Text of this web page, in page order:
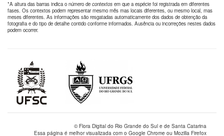
*A altura das barras indica o número de contextos em que a espécie foi registrada em diferentes
fases. Os contextos podem representar mesmo mês mas locais diferentes, ou mesmo local, mas
meses diferentes. As informações são resgatadas automaticamente dos dados de obtenção da
fotografia e do tipo de detalhe contido conforme informados. Ausência ou incorreções nestes dados
podem ocorrer.
© Flora Digital do Rio Grande do Sul e de Santa Catarina
Essa página é melhor visualizada com o Google Chrome ou Mozilla Firefox